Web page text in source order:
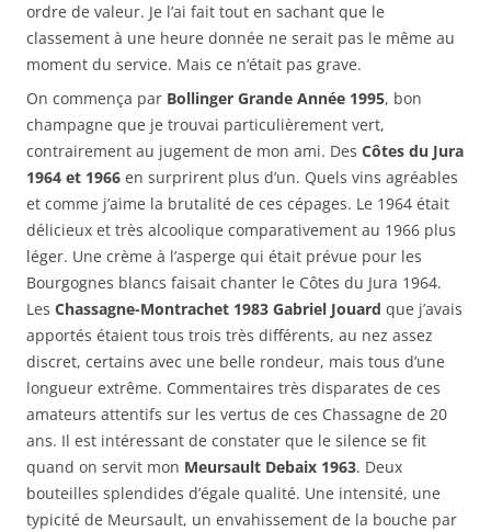
ordre de valeur. Je l’ai fait tout en sachant que le
classement à une heure donnée ne serait pas le même au
moment du service. Mais ce n’était pas grave.
On commença par Bollinger Grande Année 1995, bon
champagne que je trouvai particulièrement vert,
contrairement au jugement de mon ami. Des Côtes du Jura
1964 et 1966 en surprirent plus d’un. Quels vins agréables
et comme j’aime la brutalité de ces cépages. Le 1964 était
délicieux et très alcoolique comparativement au 1966 plus
léger. Une crème à l’asperge qui était prévue pour les
Bourgognes blancs faisait chanter le Côtes du Jura 1964.
Les Chassagne-Montrachet 1983 Gabriel Jouard que j’avais
apportés étaient tous trois très différents, au nez assez
discret, certains avec une belle rondeur, mais tous d’une
longueur extrême. Commentaires très disparates de ces
amateurs attentifs sur les vertus de ces Chassagne de 20
ans. Il est intéressant de constater que le silence se fit
quand on servit mon Meursault Debaix 1963. Deux
bouteilles splendides d’égale qualité. Une intensité, une
typicité de Meursault, un envahissement de la bouche par